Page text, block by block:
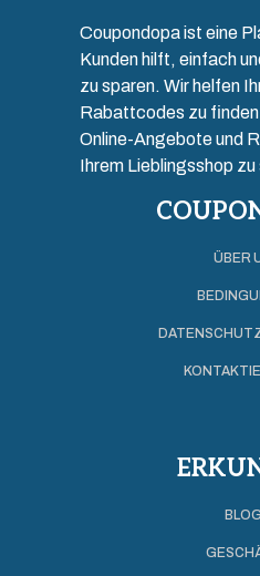
Coupondopa ist eine
Kunden hilft, einfach
zu sparen. Wir helfen
Rabattcodes zu
Online-Angebote und
Ihrem Lieblingsshop zu
ÜBER